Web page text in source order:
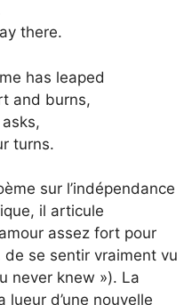
there.
has leaped
and burns,
turns.
sur l’indépendance
il articule
assez fort pour
de se sentir vraiment vu
never knew »). La
d’une nouvelle